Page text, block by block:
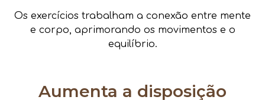
Os exercícios trabalham a conexão entre mente
e corpo, aprimorando os movimentos e o
equilíbrio.
Aumenta a disposição